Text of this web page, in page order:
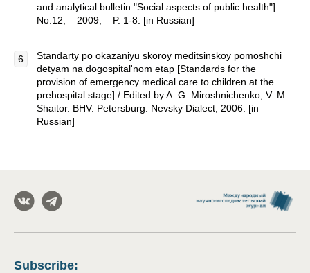
and analytical bulletin "Social aspects of public health"] –
No.12, – 2009, – P. 1-8. [in Russian]
Standarty po okazaniyu skoroy meditsinskoy pomoshchi
detyam na dogospital'nom etap [Standards for the
provision of emergency medical care to children at the
prehospital stage] / Edited by A. G. Miroshnichenko, V. M.
Shaitor. BHV. Petersburg: Nevsky Dialect, 2006. [in
Russian]
Subscribe: